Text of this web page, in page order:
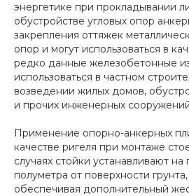
энергетике при прокладывании
обустройстве угловых опор
закрепления оттяжек
опор и могут использоваться в
редко данные железобетонные
использоваться в частном
возведении жилых домов,
и прочих инженерных
Применение опорно-анкерных
качестве ригеля при монтаже
случаях стойки устанавливают на
полуметра от поверхности
обеспечивая дополнительный